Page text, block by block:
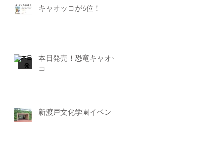
キャオッコが6位！
本日発売！恐竜キャオッ
コ
新渡戸文化学園イベント